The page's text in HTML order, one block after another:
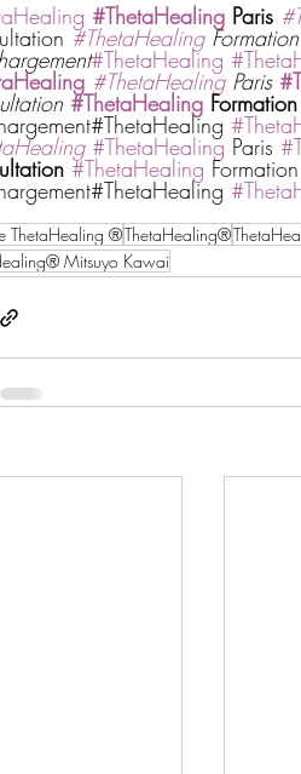
#ThetaHealing Paris
#ThetaHealing Formation
#ThetaHealing
#ThetaHealing Paris
#ThetaHealing Formation
#ThetaHealing Paris
#ThetaHealing Formation
ThetaHealing ®ThetaHealing®
Mitsuyo Kawai